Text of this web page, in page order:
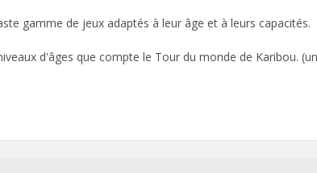
gamme de jeux adaptés à leur âge et à leurs capacités.
d'âges que compte le Tour du monde de Karibou.